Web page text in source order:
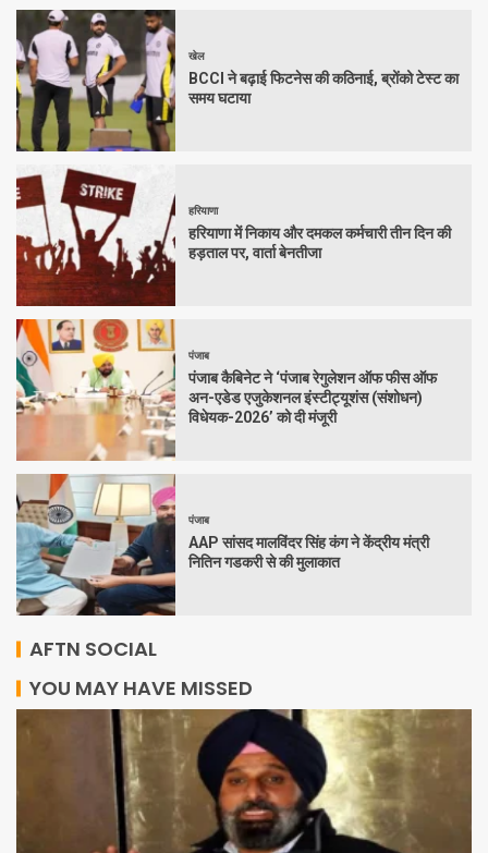
खेल
BCCI ने बढ़ाई फिटनेस की कठिनाई, ब्रोंको टेस्ट का
समय घटाया
हरियाणा
हरियाणा में निकाय और दमकल कर्मचारी तीन दिन की
हड़ताल पर, वार्ता बेनतीजा
पंजाब
पंजाब कैबिनेट ने ‘पंजाब रेगुलेशन ऑफ फीस ऑफ
अन-एडेड एजुकेशनल इंस्टीट्यूशंस (संशोधन)
विधेयक-2026’ को दी मंजूरी
पंजाब
AAP सांसद मालविंदर सिंह कंग ने केंद्रीय मंत्री
नितिन गडकरी से की मुलाकात
AFTN SOCIAL
YOU MAY HAVE MISSED